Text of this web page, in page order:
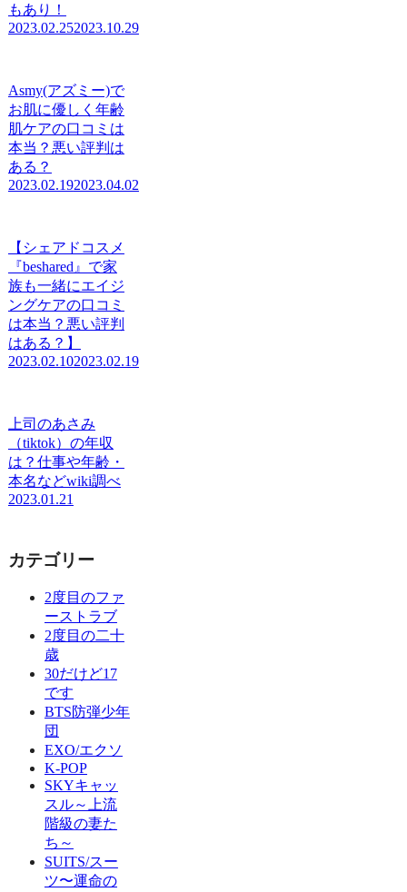
もあり！
2023.02.252023.10.29
Asmy(アズミー)で
お肌に優しく年齢
肌ケアの口コミは
本当？悪い評判は
ある？
2023.02.192023.04.02
【シェアドコスメ
『beshared』で家
族も一緒にエイジ
ングケアの口コミ
は本当？悪い評判
はある？】
2023.02.102023.02.19
上司のあさみ
（tiktok）の年収
は？仕事や年齢・
本名などwiki調べ
2023.01.21
カテゴリー
2度目のファ
ーストラブ
2度目の二十
歳
30だけど17
です
BTS防弾少年
団
EXO/エクソ
K-POP
SKYキャッ
スル～上流
階級の妻た
ち～
SUITS/スー
ツ〜運命の